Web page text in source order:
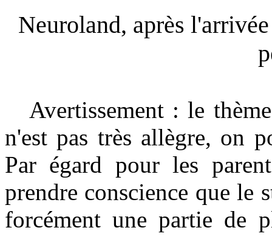
Neuroland, après
Avertissement : le
n'est pas très allègre, on
Par égard pour les
prendre conscience que le
forcément une partie de